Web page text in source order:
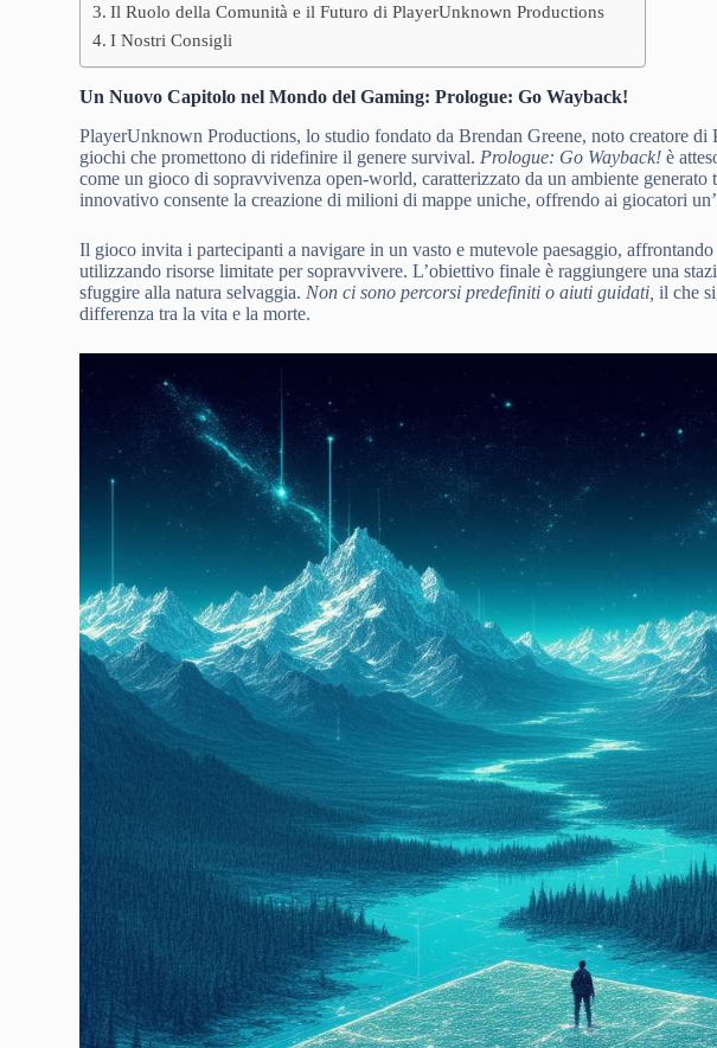
Il Ruolo della Comunità e il Futuro di PlayerUnknown Productions
I Nostri Consigli
Un Nuovo Capitolo nel Mondo del Gaming: Prologue: Go Wayback!
PlayerUnknown Productions, lo studio fondato da Brendan Greene, noto creatore
giochi che promettono di ridefinire il genere survival. Prologue: Go Wayback! è
come un gioco di sopravvivenza open-world, caratterizzato da un ambiente
innovativo consente la creazione di milioni di mappe uniche, offrendo ai giocatori
Il gioco invita i partecipanti a navigare in un vasto e mutevole paesaggio,
utilizzando risorse limitate per sopravvivere. L’obiettivo finale è raggiungere una
sfuggire alla natura selvaggia. Non ci sono percorsi predefiniti o aiuti guidati, il che
differenza tra la vita e la morte.